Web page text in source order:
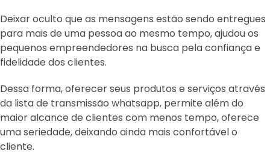
Deixar oculto que as mensagens estão sendo entregues
para mais de uma pessoa ao mesmo tempo, ajudou os
pequenos empreendedores na busca pela confiança e
fidelidade dos clientes.
Dessa forma, oferecer seus produtos e serviços através
da lista de transmissão whatsapp, permite além do
maior alcance de clientes com menos tempo, oferece
uma seriedade, deixando ainda mais confortável o
cliente.